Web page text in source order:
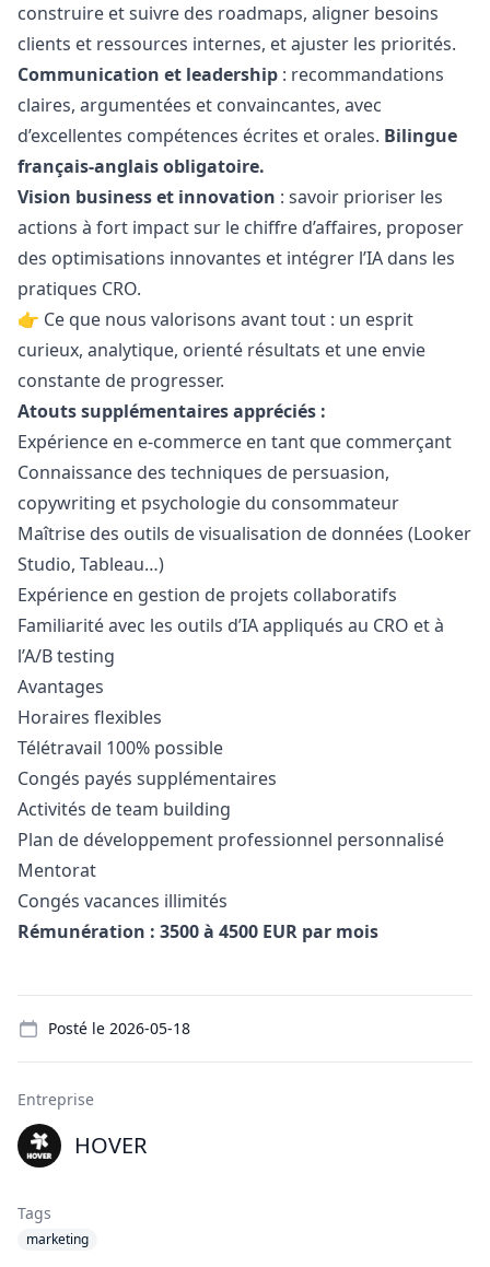
construire et suivre des roadmaps, aligner besoins
clients et ressources internes, et ajuster les priorités.
Communication et leadership : recommandations
claires, argumentées et convaincantes, avec
d’excellentes compétences écrites et orales. Bilingue
français-anglais obligatoire.
Vision business et innovation : savoir prioriser les
actions à fort impact sur le chiffre d’affaires, proposer
des optimisations innovantes et intégrer l’IA dans les
pratiques CRO.
👉 Ce que nous valorisons avant tout : un esprit
curieux, analytique, orienté résultats et une envie
constante de progresser.
Atouts supplémentaires appréciés :
Expérience en e-commerce en tant que commerçant
Connaissance des techniques de persuasion,
copywriting et psychologie du consommateur
Maîtrise des outils de visualisation de données (Looker
Studio, Tableau…)
Expérience en gestion de projets collaboratifs
Familiarité avec les outils d’IA appliqués au CRO et à
l’A/B testing
Avantages
Horaires flexibles
Télétravail 100% possible
Congés payés supplémentaires
Activités de team building
Plan de développement professionnel personnalisé
Mentorat
Congés vacances illimités
Rémunération : 3500 à 4500 EUR par mois
Posté le 2026-05-18
Entreprise
HOVER
Tags
marketing